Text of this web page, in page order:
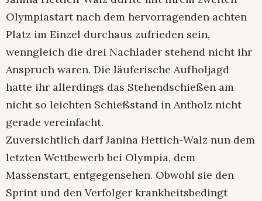
Olympiastart nach dem hervorragenden achten
Platz im Einzel durchaus zufrieden sein,
wenngleich die drei Nachlader stehend nicht ihr
Anspruch waren. Die läuferische Aufholjagd
hatte ihr allerdings das Stehendschießen am
nicht so leichten Schießstand in Antholz nicht
gerade vereinfacht.
Zuversichtlich darf Janina Hettich-Walz nun dem
letzten Wettbewerb bei Olympia, dem
Massenstart, entgegensehen. Obwohl sie den
Sprint und den Verfolger krankheitsbedingt